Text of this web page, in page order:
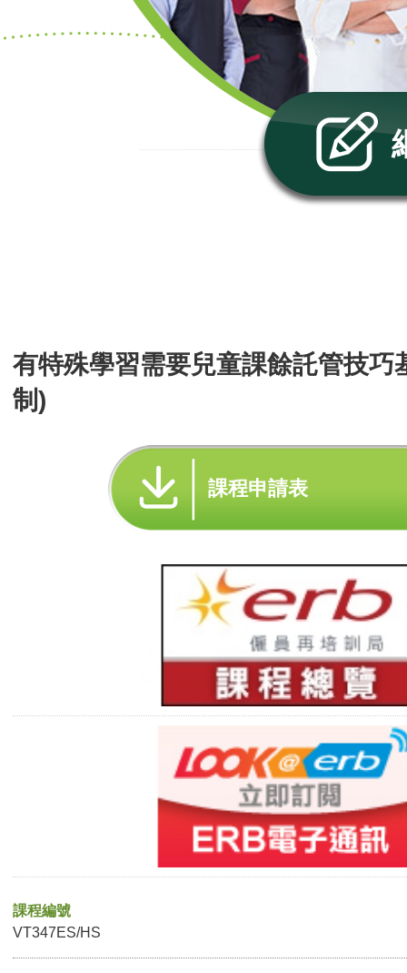
有特殊學習需要兒童課餘託管技巧
制)
課程申請表
課程編號
VT347ES/HS